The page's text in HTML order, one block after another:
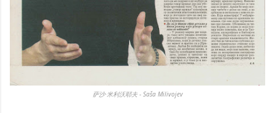
萨沙·米利沃耶夫 - Saša Milivojev